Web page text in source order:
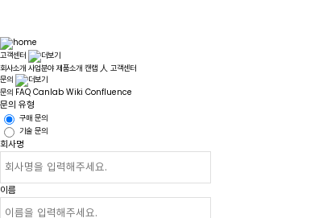
고객센터
회사소개 사업분야 제품소개 캔랩 人 고객센터
문의
문의 FAQ Canlab Wiki Confluence
문의 유형
구매 문의
기술 문의
회사명
이름